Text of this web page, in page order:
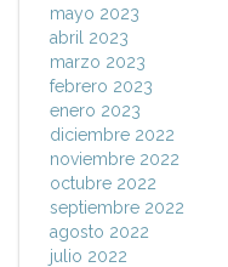
mayo 2023
abril 2023
marzo 2023
febrero 2023
enero 2023
diciembre 2022
noviembre 2022
octubre 2022
septiembre 2022
agosto 2022
julio 2022